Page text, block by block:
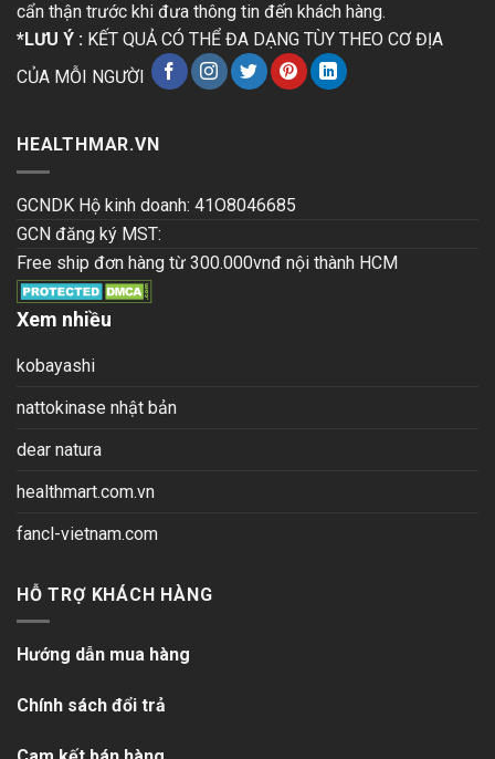
cẩn thận trước khi đưa thông tin đến khách hàng.
*LƯU Ý : KẾT QUẢ CÓ THỂ ĐA DẠNG TÙY THEO CƠ ĐỊA
CỦA MỖI NGƯỜI
HEALTHMAR.VN
GCNDK Hộ kinh doanh: 41O8046685
GCN đăng ký MST:
Free ship đơn hàng từ 300.000vnđ nội thành HCM
Xem nhiều
kobayashi
nattokinase nhật bản
dear natura
healthmart.com.vn
fancl-vietnam.com
HỖ TRỢ KHÁCH HÀNG
Hướng dẫn mua hàng
Chính sách đổi trả